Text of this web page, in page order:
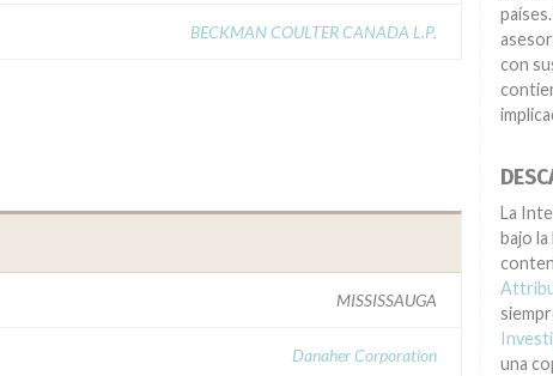
BECKMAN COULTER CANADA L.P.
MISSISSAUGA
Danaher Corporation
con
La
bajo la
una